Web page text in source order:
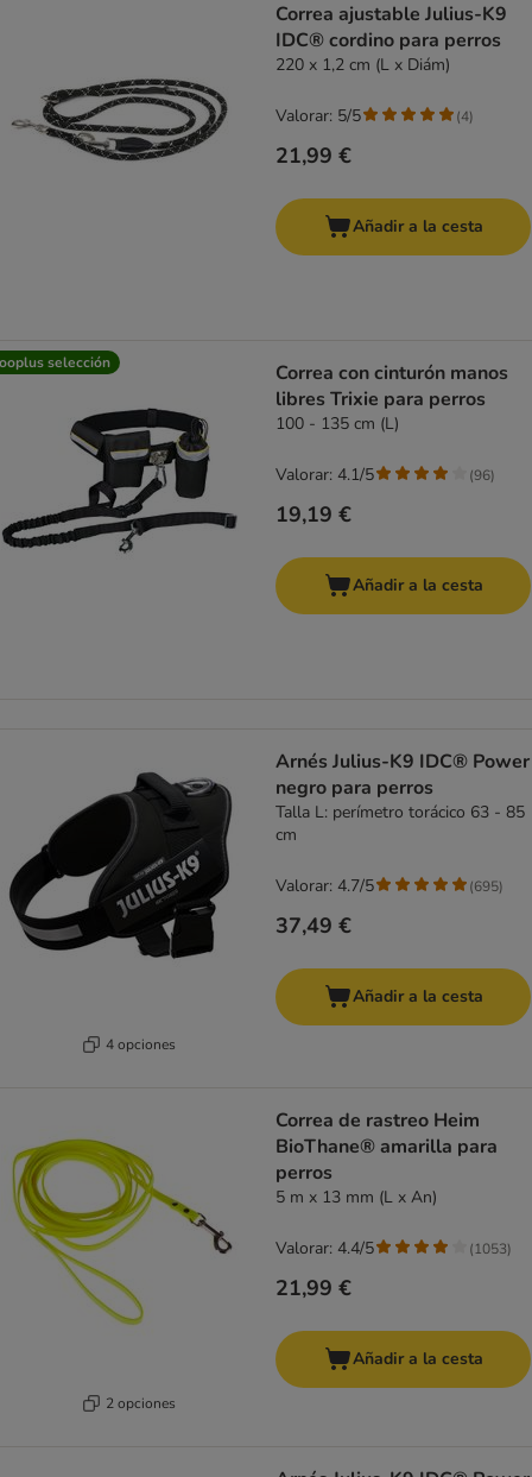
Correa ajustable Julius-K9
IDC® cordino para perros
220 x 1,2 cm (L x Diám)
21,99 €
Valorar: 5/5 (4)
Añadir a la cesta
selección
Correa con cinturón manos
libres Trixie para perros
100 - 135 cm (L)
19,19 €
Valorar: 4.1/5 (96)
Añadir a la cesta
4 opciones
Arnés Julius-K9 IDC® Power
negro para perros
Talla L: perímetro torácico 63 - 85
cm
37,49 €
Valorar: 4.7/5 (695)
Añadir a la cesta
2 opciones
Correa de rastreo Heim
BioThane® amarilla para
perros
5 m x 13 mm (L x An)
21,99 €
Valorar: 4.4/5 (1053)
Añadir a la cesta